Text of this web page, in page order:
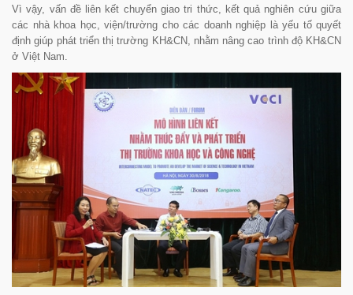
Vì vậy, vấn đề liên kết chuyển giao tri thức, kết quả nghiên cứu giữa
các nhà khoa học, viện/trường cho các doanh nghiệp là yếu tố quyết
định giúp phát triển thị trường KH&CN, nhằm nâng cao trình độ KH&CN
ở Việt Nam.